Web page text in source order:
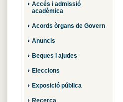
Accés i admissió
acadèmica
Acords òrgans de Govern
Anuncis
Beques i ajudes
Eleccions
Exposició pública
Recerca